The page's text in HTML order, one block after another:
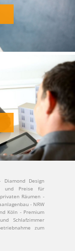
Diamond Design
und Preise für
Räumen -
- NRW
Köln - Premium
Schlafzimmer
zum